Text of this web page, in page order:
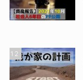
12